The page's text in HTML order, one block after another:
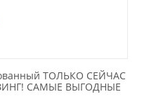
ТОЛЬКО СЕЙЧАС
САМЫЕ ВЫГОДНЫЕ